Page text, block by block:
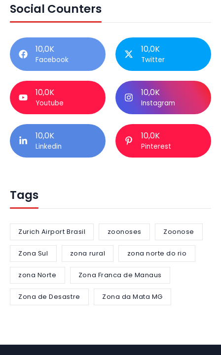
Social Counters
10,0K
Facebook
10,0K
Twitter
10,0K
Youtube
10,0K
Instagram
10,0K
Linkedin
10,0K
Pinterest
Tags
Zurich Airport Brasil zoonoses Zoonose
Zona Sul zona rural zona norte do rio
zona Norte Zona Franca de Manaus
Zona de Desastre Zona da Mata MG